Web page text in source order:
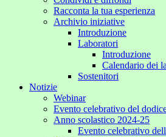
Racconta la tua esperienza
Archivio iniziative
Introduzione
Laboratori
Introduzione
Calendario dei
Sostenitori
Notizie
Webinar
Evento celebrativo del
Anno scolastico 2024-25
Evento celebrativo